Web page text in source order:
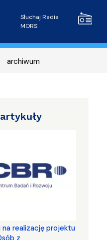
Radio
Słuchaj Radia
MORS
archiwum
na realizację projektu